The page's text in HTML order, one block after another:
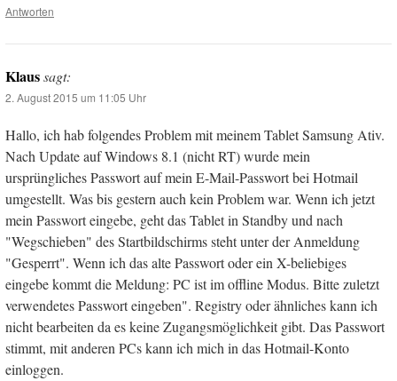
Antworten
Klaussagt:
2. August 2015 um 11:05 Uhr
Hallo, ich hab folgendes Problem mit meinem Tablet Samsung Ativ.
Nach Update auf Windows 8.1 (nicht RT) wurde mein
ursprüngliches Passwort auf mein E-Mail-Passwort bei Hotmail
umgestellt. Was bis gestern auch kein Problem war. Wenn ich jetzt
mein Passwort eingebe, geht das Tablet in Standby und nach
"Wegschieben" des Startbildschirms steht unter der Anmeldung
"Gesperrt". Wenn ich das alte Passwort oder ein X-beliebiges
eingebe kommt die Meldung: PC ist im offline Modus. Bitte zuletzt
verwendetes Passwort eingeben". Registry oder ähnliches kann ich
nicht bearbeiten da es keine Zugangsmöglichkeit gibt. Das Passwort
stimmt, mit anderen PCs kann ich mich in das Hotmail-Konto
einloggen.